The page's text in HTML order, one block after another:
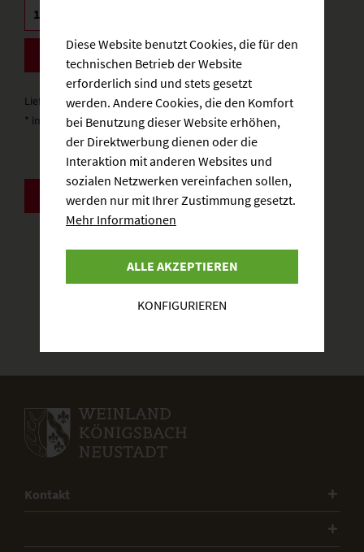
BESTELLEN
Lieferzeit: 3-5 Werktage
* inkl. gesetzlicher MwSt.zzgl. Versandkosten
ZURÜCK
Kontakt
Diese Website benutzt Cookies, die für den
technischen Betrieb der Website
erforderlich sind und stets gesetzt
werden. Andere Cookies, die den Komfort
bei Benutzung dieser Website erhöhen,
der Direktwerbung dienen oder die
Interaktion mit anderen Websites und
sozialen Netzwerken vereinfachen sollen,
werden nur mit Ihrer Zustimmung gesetzt.
Mehr Informationen
ALLE AKZEPTIEREN
KONFIGURIEREN